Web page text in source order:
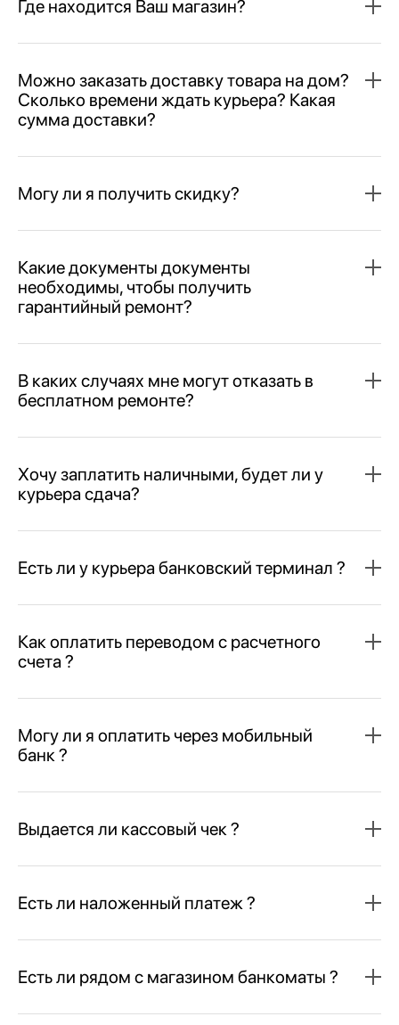
Где находится Ваш магазин?
Можно заказать доставку товара на дом?
Сколько времени ждать курьера? Какая
сумма доставки?
Могу ли я получить скидку?
Какие документы документы
необходимы, чтобы получить
гарантийный ремонт?
В каких случаях мне могут отказать в
бесплатном ремонте?
Хочу заплатить наличными, будет ли у
курьера сдача?
Есть ли у курьера банковский терминал ?
Как оплатить переводом с расчетного
счета ?
Могу ли я оплатить через мобильный
банк ?
Выдается ли кассовый чек ?
Есть ли наложенный платеж ?
Есть ли рядом с магазином банкоматы ?